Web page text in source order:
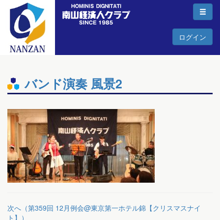
ログイン
バンド演奏 風景2
次へ（第359回 12月例会@東京第一ホテル錦【クリスマスナイ
ト】）